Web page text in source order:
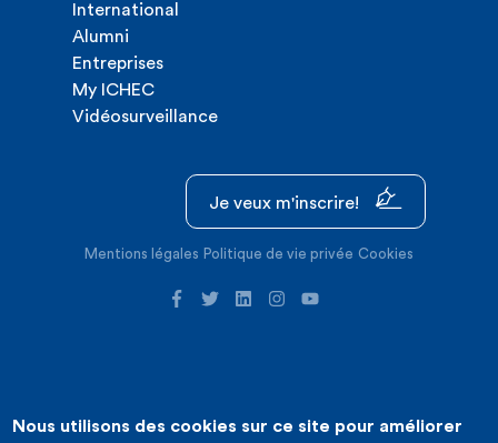
International
Alumni
Entreprises
My ICHEC
Vidéosurveillance
Je veux m'inscrire!
Mentions légales Politique de vie privée Cookies
©2026 ICHEC |Création de site internet : Expansion
Nous utilisons des cookies sur ce site pour améliorer